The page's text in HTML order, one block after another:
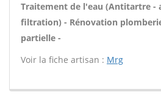
Traitement de l'eau (Antitartre -
filtration) - Rénovation
partielle -
Voir la fiche artisan : Mrg